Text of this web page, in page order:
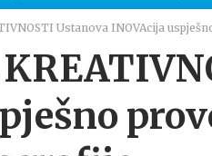
Ustanova INOVAcija